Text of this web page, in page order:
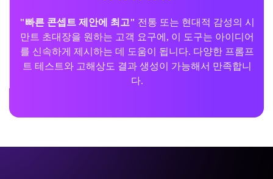
"빠른 콘셉트 제안에 최고" 전통 또는 현대적 감성의 시
만트 초대장을 원하는 고객 요구에, 이 도구는 아이디어
를 신속하게 제시하는 데 도움이 됩니다. 다양한 프롬프
트 테스트와 고해상도 결과 생성이 가능해서 만족합니
다.